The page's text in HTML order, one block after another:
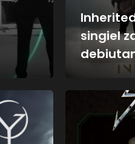
singiel